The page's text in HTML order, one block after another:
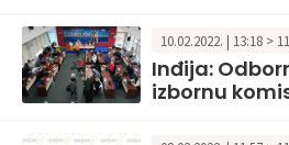
10.02.2022. | 13:18 >
Inđija:
izbornu